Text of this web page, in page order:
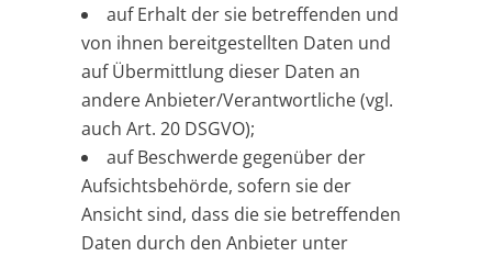
auf Erhalt der sie betreffenden und
von ihnen bereitgestellten Daten und
auf Übermittlung dieser Daten an
andere Anbieter/Verantwortliche (vgl.
auch Art. 20 DSGVO);
auf Beschwerde gegenüber der
Aufsichtsbehörde, sofern sie der
Ansicht sind, dass die sie betreffenden
Daten durch den Anbieter unter